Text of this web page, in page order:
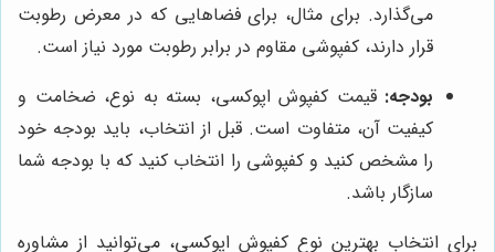
می‌گذارد. برای مثال، برای فضاهایی که در معرض رطوبت
قرار دارند، کفپوشی مقاوم در برابر رطوبت مورد نیاز است.
بودجه: قیمت کفپوش اپوکسی، بسته به نوع، ضخامت و
کیفیت آن، متفاوت است. قبل از انتخاب، باید بودجه خود
را مشخص کنید و کفپوشی را انتخاب کنید که با بودجه شما
سازگار باشد.
برای انتخاب بهترین نوع کفپوش اپوکسی، می‌توانید از مشاوره